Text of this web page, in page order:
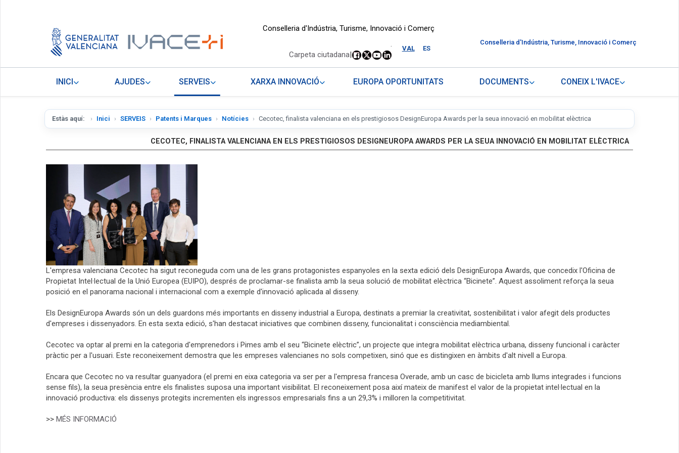
Conselleria d'Indústria, Turisme, Innovació i Comerç
VAL ES
.
Carpeta ciutadana|
Conselleria d'Indústria, Turisme, Innovació i Comerç
INICI AJUDES SERVEIS XARXA INNOVACIÓ EUROPA OPORTUNITATS DOCUMENTS CONEIX L'IVACE
Estàs aquí: Inici SERVEIS Patents i Marques Notícies Cecotec, finalista valenciana en els prestigiosos DesignEuropa Awards per la seua innovació en mobilitat elèctrica
CECOTEC, FINALISTA VALENCIANA EN ELS PRESTIGIOSOS DESIGNEUROPA AWARDS PER LA SEUA INNOVACIÓ EN MOBILITAT ELÈCTRICA
L'empresa valenciana Cecotec ha sigut reconeguda com una de les grans protagonistes espanyoles en la sexta edició dels DesignEuropa Awards, que concedix l'Oficina de
Propietat Intel·lectual de la Unió Europea (EUIPO), després de proclamar-se finalista amb la seua solució de mobilitat elèctrica “Bicinete”. Aquest assoliment reforça la seua
posició en el panorama nacional i internacional com a exemple d'innovació aplicada al disseny.
Els DesignEuropa Awards són un dels guardons més importants en disseny industrial a Europa, destinats a premiar la creativitat, sostenibilitat i valor afegit dels productes
d'empreses i dissenyadors. En esta sexta edició, s'han destacat iniciatives que combinen disseny, funcionalitat i consciència mediambiental.
Cecotec va optar al premi en la categoria d'emprenedors i Pimes amb el seu “Bicinete elèctric”, un projecte que integra mobilitat elèctrica urbana, disseny funcional i caràcter
pràctic per a l'usuari. Este reconeixement demostra que les empreses valencianes no sols competixen, sinó que es distingixen en àmbits d'alt nivell a Europa.
Encara que Cecotec no va resultar guanyadora (el premi en eixa categoria va ser per a l'empresa francesa Overade, amb un casc de bicicleta amb llums integrades i funcions
sense fils), la seua presència entre els finalistes suposa una important visibilitat. El reconeixement posa així mateix de manifest el valor de la propietat intel·lectual en la
innovació productiva: els dissenys protegits incrementen els ingressos empresarials fins a un 29,3% i milloren la competitivitat.
>> MÉS INFORMACIÓ